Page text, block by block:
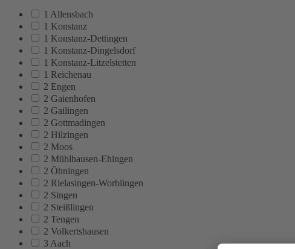
1 Allensbach
1 Konstanz
1 Konstanz-Dettingen
1 Konstanz-Dingelsdorf
1 Konstanz-Litzelstetten
1 Reichenau
2 Engen
2 Gaienhofen
2 Gailingen
2 Gottmadingen
2 Hilzingen
2 Moos
2 Mühlhausen-Ehingen
2 Öhningen
2 Rielasingen-Worblingen
2 Singen
2 Steißlingen
2 Tengen
2 Volkertshausen
3 Aach